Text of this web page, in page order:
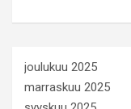
joulukuu 2025
marraskuu 2025